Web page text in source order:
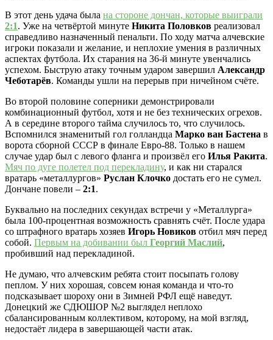
В этот день удача была на стороне дончан, которые выиграли
2:1. Уже на четвёртой минуте Никита Половков реализовал
справедливо назначенный пенальти. По ходу матча алчевские
игроки показали и желание, и неплохие умения в различных
аспектах футбола. Их старания на 36-й минуте увенчались
успехом. Быструю атаку точным ударом завершил Александр
Чеботарёв. Команды ушли на перерыв при ничейном счёте.
Во второй половине соперники демонстрировали
комбинационный футбол, хотя и не без технических огрехов.
А в середине второго тайма случилось то, что случилось.
Вспомнился знаменитый гол голландца Марко ван Бастена в
ворота сборной СССР в финале Евро-88. Только в нашем
случае удар был с левого фланга и произвёл его Илья Ракита.
Мяч по дуге полетел под перекладину, и как ни старался
вратарь «металлургов» Руслан Клочко достать его не сумел.
Дончане повели – 2:1.
Буквально на последних секундах встречи у «Металлурга»
была 100-процентная возможность сравнять счёт. После удара
со штрафного вратарь хозяев Игорь Новиков отбил мяч перед
собой. Первым на добивании был Георгий Маслий,
пробивший над перекладиной.
Не думаю, что алчевским ребята стоит посыпать голову
пеплом. У них хорошая, совсем юная команда и что-то
подсказывает шороху они в Зимней РФЛ ещё наведут.
Донецкий же СДЮШОР №2 выглядел неплохо
сбалансированным коллективом, которому, на мой взгляд,
недостаёт лидера в завершающей части атак.